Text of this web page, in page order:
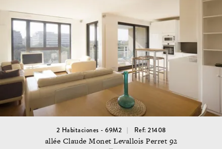
2 Habitaciones - 69M2 Ref: 21408
allée Claude Monet Levallois Perret 92